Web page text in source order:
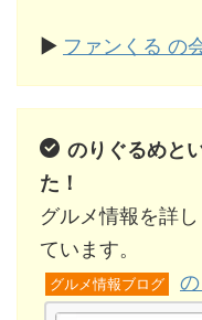
▶ ファンくる の
のりぐるめと
た！
グルメ情報を詳
ています。
グルメ情報ブログ